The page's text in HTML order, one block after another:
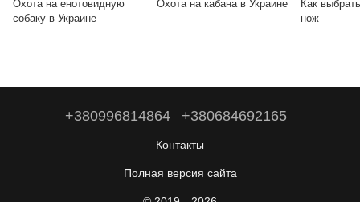
Охота на енотовидную
собаку в Украине
Охота на кабана в Украине
Как
нож
+380996814864 +380684692165
Контакты
Полная версия сайта